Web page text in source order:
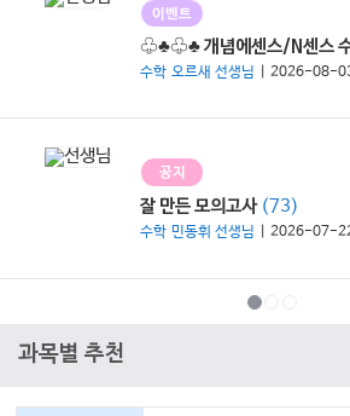
이벤트
♧♣♧♣ 개념에센스/N센스 수
수학 오르새 선생님 | 2026-08-
공지
잘 만든 모의고사 (73)
수학 민동휘 선생님 | 2026-07-
과목별 추천